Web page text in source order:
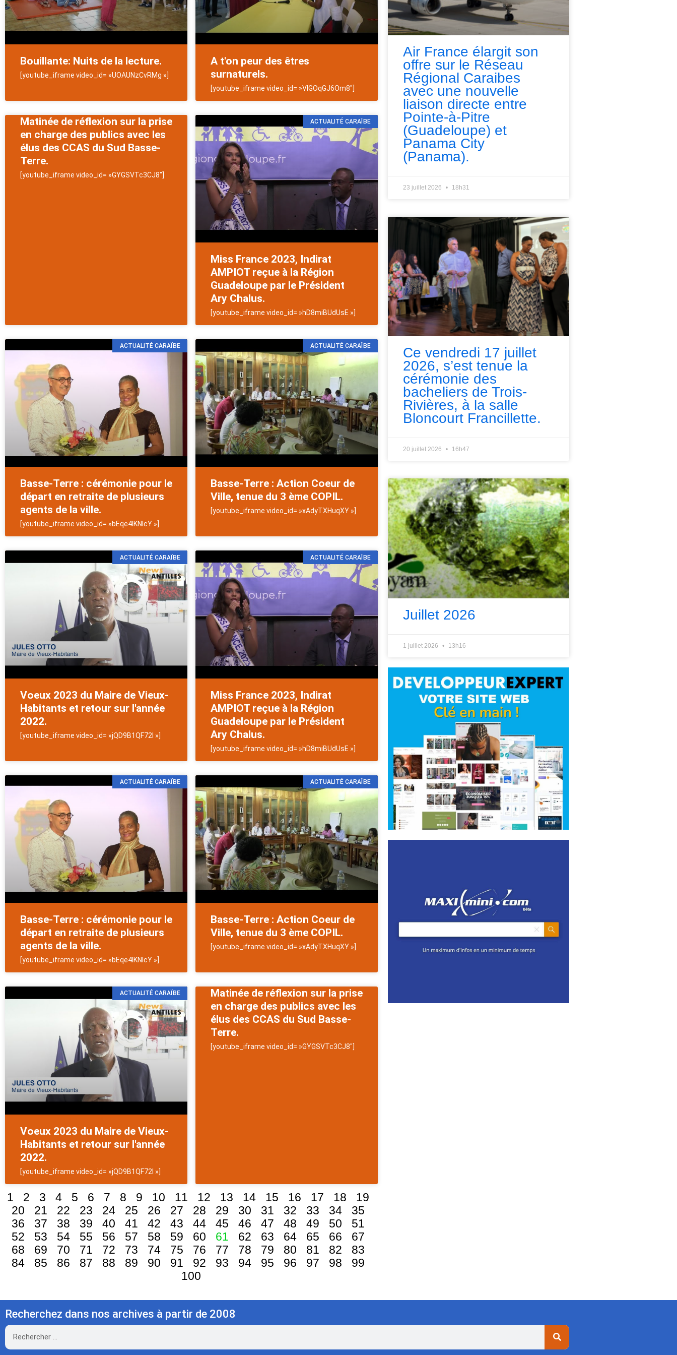
Bouillante: Nuits de la lecture.
[youtube_iframe video_id= »UOAUNzCvRMg »]
A t'on peur des êtres
surnaturels.
[youtube_iframe video_id= »VIGOqGJ6Om8″]
Matinée de réflexion sur la prise
en charge des publics avec les
élus des CCAS du Sud Basse-
Terre.
[youtube_iframe video_id= »GYGSVTc3CJ8″]
ACTUALITÉ CARAÏBE
Miss France 2023, Indirat
AMPIOT reçue à la Région
Guadeloupe par le Président
Ary Chalus.
[youtube_iframe video_id= »hD8miBUdUsE »]
ACTUALITÉ CARAÏBE
Basse-Terre : cérémonie pour le
départ en retraite de plusieurs
agents de la ville.
[youtube_iframe video_id= »bEqe4IKNlcY »]
ACTUALITÉ CARAÏBE
Basse-Terre : Action Coeur de
Ville, tenue du 3 ème COPIL.
[youtube_iframe video_id= »xAdyTXHuqXY »]
ACTUALITÉ CARAÏBE
Voeux 2023 du Maire de Vieux-
Habitants et retour sur l'année
2022.
[youtube_iframe video_id= »jQD9B1QF72I »]
ACTUALITÉ CARAÏBE
Miss France 2023, Indirat
AMPIOT reçue à la Région
Guadeloupe par le Président
Ary Chalus.
[youtube_iframe video_id= »hD8miBUdUsE »]
ACTUALITÉ CARAÏBE
Basse-Terre : cérémonie pour le
départ en retraite de plusieurs
agents de la ville.
[youtube_iframe video_id= »bEqe4IKNlcY »]
ACTUALITÉ CARAÏBE
Basse-Terre : Action Coeur de
Ville, tenue du 3 ème COPIL.
[youtube_iframe video_id= »xAdyTXHuqXY »]
ACTUALITÉ CARAÏBE
Voeux 2023 du Maire de Vieux-
Habitants et retour sur l'année
2022.
[youtube_iframe video_id= »jQD9B1QF72I »]
Matinée de réflexion sur la prise
en charge des publics avec les
élus des CCAS du Sud Basse-
Terre.
[youtube_iframe video_id= »GYGSVTc3CJ8″]
1 2 3 4 5 6 7 8 9 10 11 12 13 14 15 16 17 18
19
20
21 22 23 24 25 26 27 28 29 30 31 32 33 34
35
36
37 38 39 40 41 42 43 44 45 46 47 48 49 50
51
52
53 54 55 56 57 58 59 60 61 62 63 64 65 66
67
68
69 70 71 72 73 74 75 76 77 78 79 80 81 82
83
84
85 86 87 88 89 90 91 92 93 94 95 96 97 98
99
100
Air France élargit son
offre sur le Réseau
Régional Caraibes
avec une nouvelle
liaison directe entre
Pointe-à-Pitre
(Guadeloupe) et
Panama City
(Panama).
23 juillet 2026 18h31
Ce vendredi 17 juillet
2026, s’est tenue la
cérémonie des
bacheliers de Trois-
Rivières, à la salle
Bloncourt Francillette.
20 juillet 2026 16h47
Juillet 2026
1 juillet 2026 13h16
Recherchez dans nos archives à partir de 2008
Rechercher